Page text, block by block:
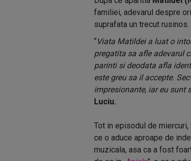
familiei, adevarul despre
suprafata un trecut rusinos.
“Viata Matildei a luat o
pregatita sa afle adevarul
parinti si deodata afla
este greu sa il accepte.
impresionante, iar eu sunt
Luciu.
Tot in episodul de
ce o aduce aproape de
muzicala, asa ca a fost